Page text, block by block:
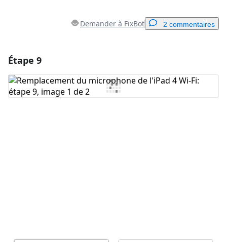
Demander à FixBot 2 commentaires
Ajouter un commentaire
Étape 9